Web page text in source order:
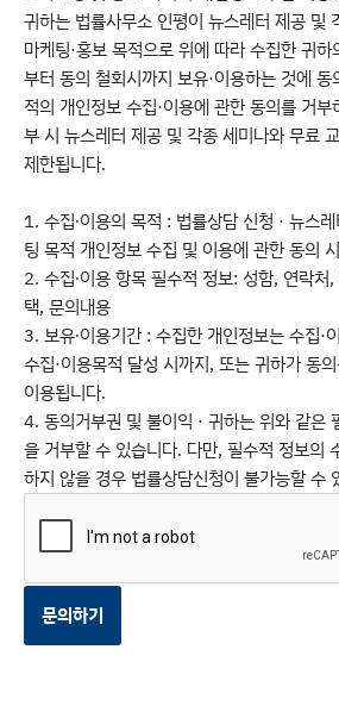
집
개
인
정
보
귀하는 법률사무소 인평이 뉴스레터 제공 및
마케팅·홍보 목적으로 위에 따라 수집한 귀
부터 동의 철회시까지 보유·이용하는 것에
적의 개인정보 수집·이용에 관한 동의를 거
부 시 뉴스레터 제공 및 각종 세미나와 무료
제한됩니다.
1. 수집∙이용의 목적 : 법률상담 신청 · 뉴스
팅 목적 개인정보 수집 및 이용에 관한 동의
2. 수집∙이용 항목 필수적 정보: 성함, 연락처
택, 문의내용
3. 보유∙이용기간 : 수집한 개인정보는 수집·
수집·이용목적 달성 시까지, 또는 귀하가 동
이용됩니다.
4. 동의거부권 및 불이익 · 귀하는 위와 같은
을 거부할 수 있습니다. 다만, 필수적 정보의
하지 않을 경우 법률상담신청이 불가능할 수
문의하기